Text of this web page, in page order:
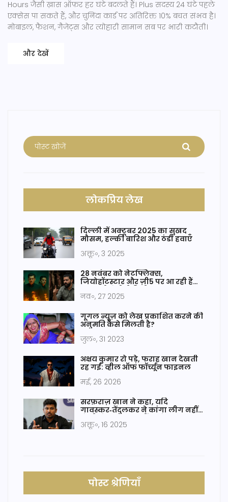
Hours जैसी ख़ास ऑफ़र हर घंटे बदलते हैं। Plus सदस्य 24 घंटे पहले
एक्सेस पा सकते हैं, और चुनिंदा कार्ड पर अतिरिक्त 10% बचत संभव है।
मोबाइल, फैशन, गैजेट्स और त्योहारी सामान सब पर भारी कटौती।
और देखें
लोकप्रिय लेख
दिल्ली में अक्टूबर 2025 का सुखद
मौसम, हल्की बारिश और ठंडी हवाएँ
अक्तू॰, 3 2025
28 नवंबर को नेटफ्लिक्स,
जियोहॉटस्टार और ज़ी5 पर आ रही हैं
नव॰, 27 2025
गूगल न्यूज़ को लेख प्रकाशित करने की
अनुमति कैसे मिलती है?
जुल॰, 31 2023
अक्षय कुमार रो पड़े, फराह खान देखती
रह गईं: व्हील ऑफ फॉर्च्यून फाइनल
मई, 26 2026
सरफ़राज़ खान ने कहा, यदि
गावस्कर‑तेंदुलकर ने कांगा लीग नहीं
अक्तू॰, 16 2025
पोस्ट श्रेणियाँ